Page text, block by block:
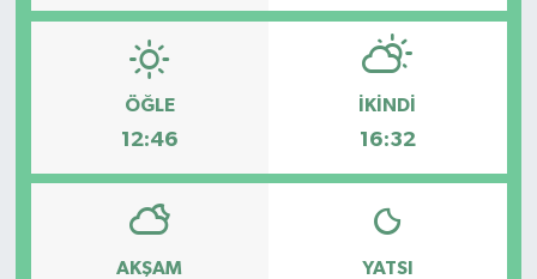
ÖĞLE
12:46
İKINDI
16:32
AKŞAM YATSI